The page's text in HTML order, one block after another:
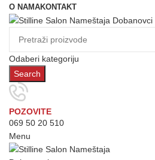
O NAMAKONTAKT
Odaberi kategoriju
Search
POZOVITE
069 50 20 510
Menu